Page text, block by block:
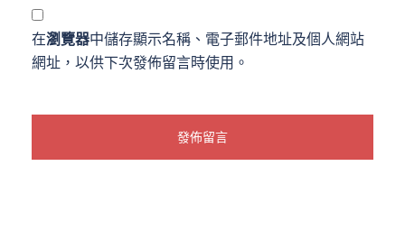
在瀏覽器中儲存顯示名稱、電子郵件地址及個人網站
網址，以供下次發佈留言時使用。